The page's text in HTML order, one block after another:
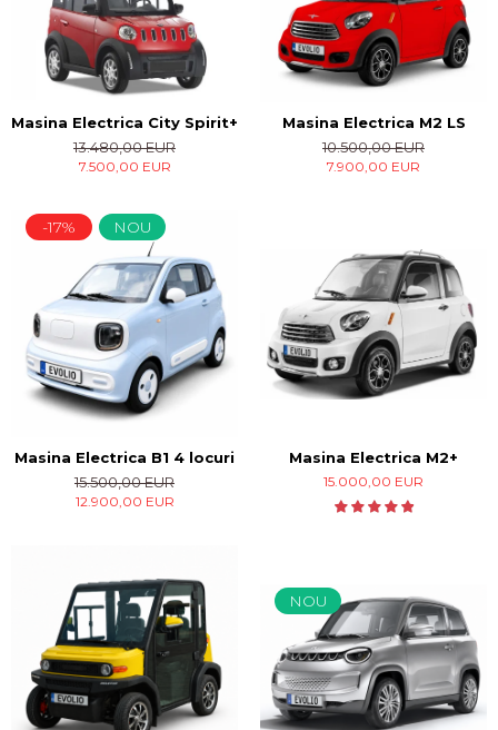
Masina Electrica City Spirit+
13.480,00 EUR
7.500,00 EUR
Masina Electrica M2 LS
10.500,00 EUR
7.900,00 EUR
-17% NOU
Masina Electrica B1 4 locuri
15.500,00 EUR
12.900,00 EUR
Masina Electrica M2+
15.000,00 EUR
NOU